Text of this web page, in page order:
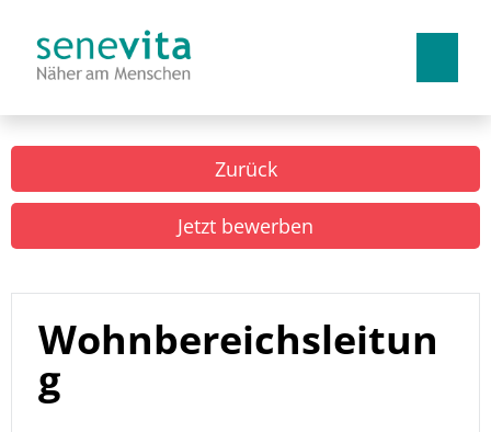
Deutsch Französisch Italienisch
Arbeiten bei uns
Benefits
Zurück
Jetzt bewerben
Wohnbereichsleitun
g